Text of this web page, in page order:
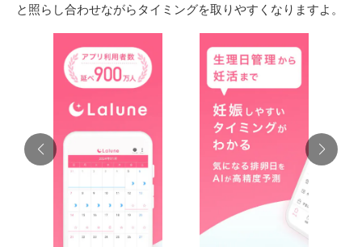
と照らし合わせながらタイミングを取りやすくなりますよ。